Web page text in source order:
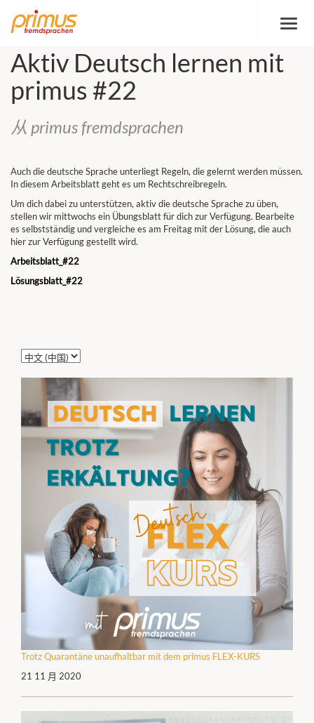
切
Aktiv Deutsch lernen mit
primus #22
从 primus fremdsprachen
Auch die deutsche Sprache unterliegt Regeln, die gelernt werden müssen.
In diesem Arbeitsblatt geht es um Rechtschreibregeln.
Um dich dabei zu unterstützen, aktiv die deutsche Sprache zu üben,
stellen wir mittwochs ein Übungsblatt für dich zur Verfügung. Bearbeite
es selbstständig und vergleiche es am Freitag mit der Lösung, die auch
hier zur Verfügung gestellt wird.
Arbeitsblatt_#22
Lösungsblatt_#22
选
语
Trotz Quarantäne unaufhaltbar mit dem primus FLEX-KURS
21 11 月 2020